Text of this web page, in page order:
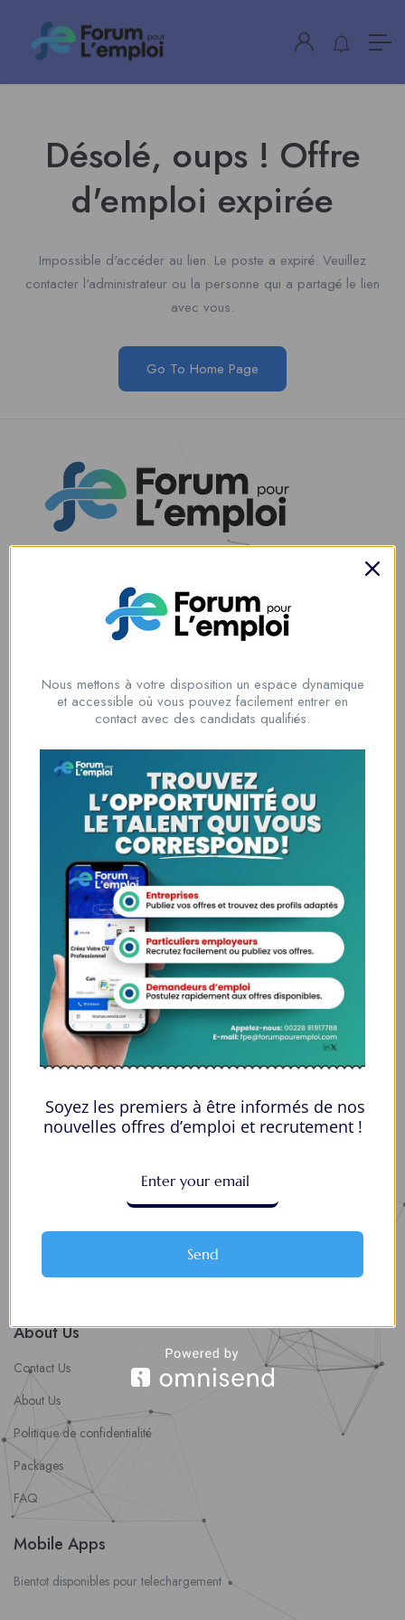
Désolé, oups ! Offre
d'emploi expirée
Impossible d'accéder au lien. Le poste a expiré. Veuillez
contacter l'administrateur ou la personne qui a partagé le lien
avec vous.
Go To Home Page
00228 91917788
la solution idéale pour tous ceux qui cherchent à se connecter au
opportunité professionnelle ou que vous souhaitiez recruter les meilleurs
Lome, Togo
fpe@forumpouremploi.com / 0022891917788
Espaces Candidats
Parcourir les Candidats
Tableau de Bord
Alertes d’Emploi
Mes Favoris
Postuler en ligne : 5 erreurs courantes à éviter pour maximiser vos
chances
8 Décisions Importantes Pour Ne Pas Vivre Avec Des Regrets
Espace Employeurs
About Us
Contact Us
About Us
Politique de confidentialité
Packages
FAQ
Mobile Apps
Bientot disponibles pour telechargement
Nous mettons à votre disposition un espace dynamique
et accessible où vous pouvez facilement entrer en
contact avec des candidats qualifiés.
Soyez les premiers à être informés de nos
nouvelles offres d’emploi et recrutement !
Send